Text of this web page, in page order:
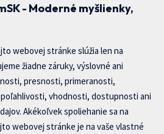
- Moderné myšlienky,
webovej stránke slúžia len na
žiadne záruky, výslovné ani
presnosti, primeranosti,
vhodnosti, dostupnosti ani
Akékoľvek spoliehanie sa na
webovej stránke je na vaše vlastné